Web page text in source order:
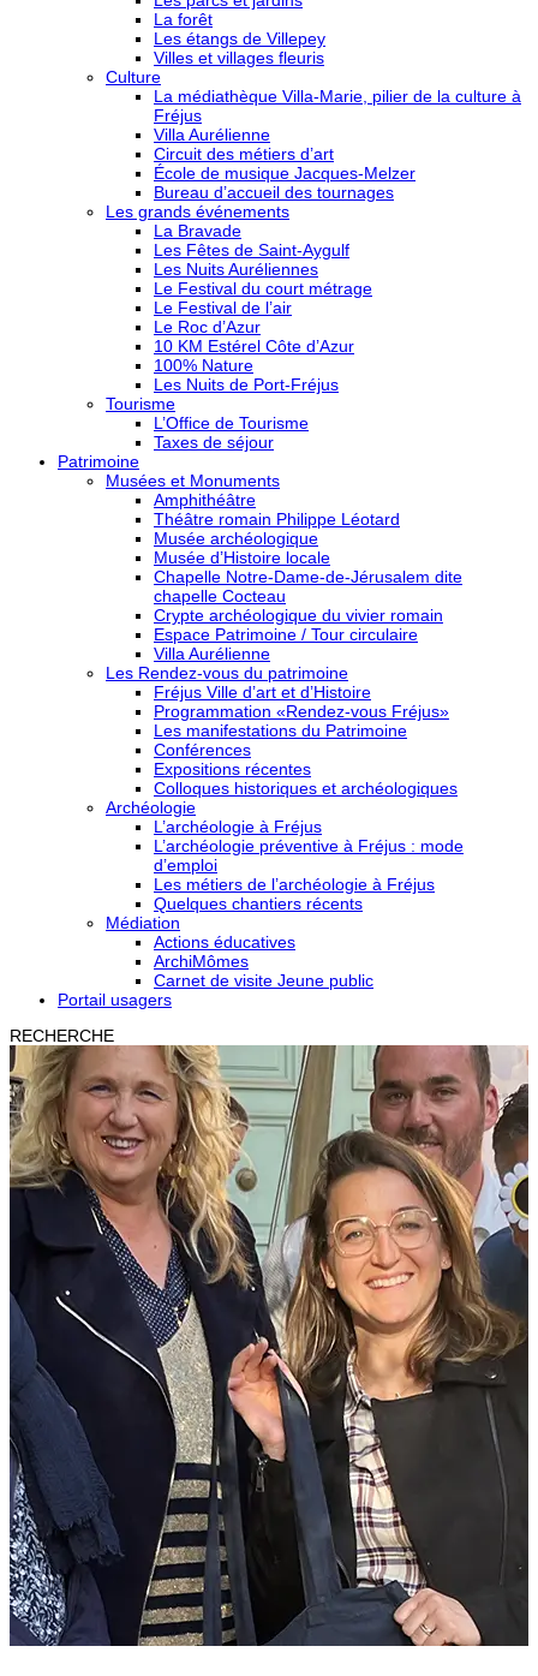
La forêt
Les étangs de Villepey
Villes et villages fleuris
Culture
La médiathèque Villa-Marie, pilier de la culture à
Fréjus
Villa Aurélienne
Circuit des métiers d’art
École de musique Jacques-Melzer
Bureau d’accueil des tournages
Les grands événements
La Bravade
Les Fêtes de Saint-Aygulf
Les Nuits Auréliennes
Le Festival du court métrage
Le Festival de l’air
Le Roc d’Azur
10 KM Estérel Côte d’Azur
100% Nature
Les Nuits de Port-Fréjus
Tourisme
L’Office de Tourisme
Taxes de séjour
Patrimoine
Musées et Monuments
Amphithéâtre
Théâtre romain Philippe Léotard
Musée archéologique
Musée d’Histoire locale
Chapelle Notre-Dame-de-Jérusalem dite
chapelle Cocteau
Crypte archéologique du vivier romain
Espace Patrimoine / Tour circulaire
Villa Aurélienne
Les Rendez-vous du patrimoine
Fréjus Ville d’art et d’Histoire
Programmation «Rendez-vous Fréjus»
Les manifestations du Patrimoine
Conférences
Expositions récentes
Colloques historiques et archéologiques
Archéologie
L’archéologie à Fréjus
L’archéologie préventive à Fréjus : mode
d’emploi
Les métiers de l’archéologie à Fréjus
Quelques chantiers récents
Médiation
Actions éducatives
ArchiMômes
Carnet de visite Jeune public
Portail usagers
RECHERCHE